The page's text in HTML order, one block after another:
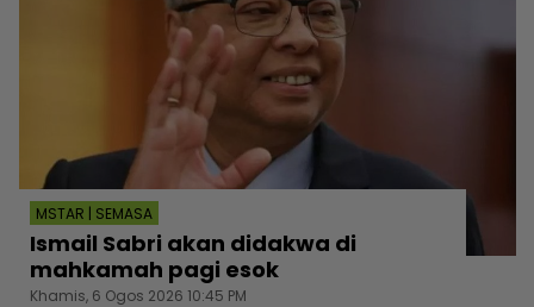
MSTAR | SEMASA
Ismail Sabri akan didakwa di
mahkamah pagi esok
Khamis, 6 Ogos 2026 10:45 PM